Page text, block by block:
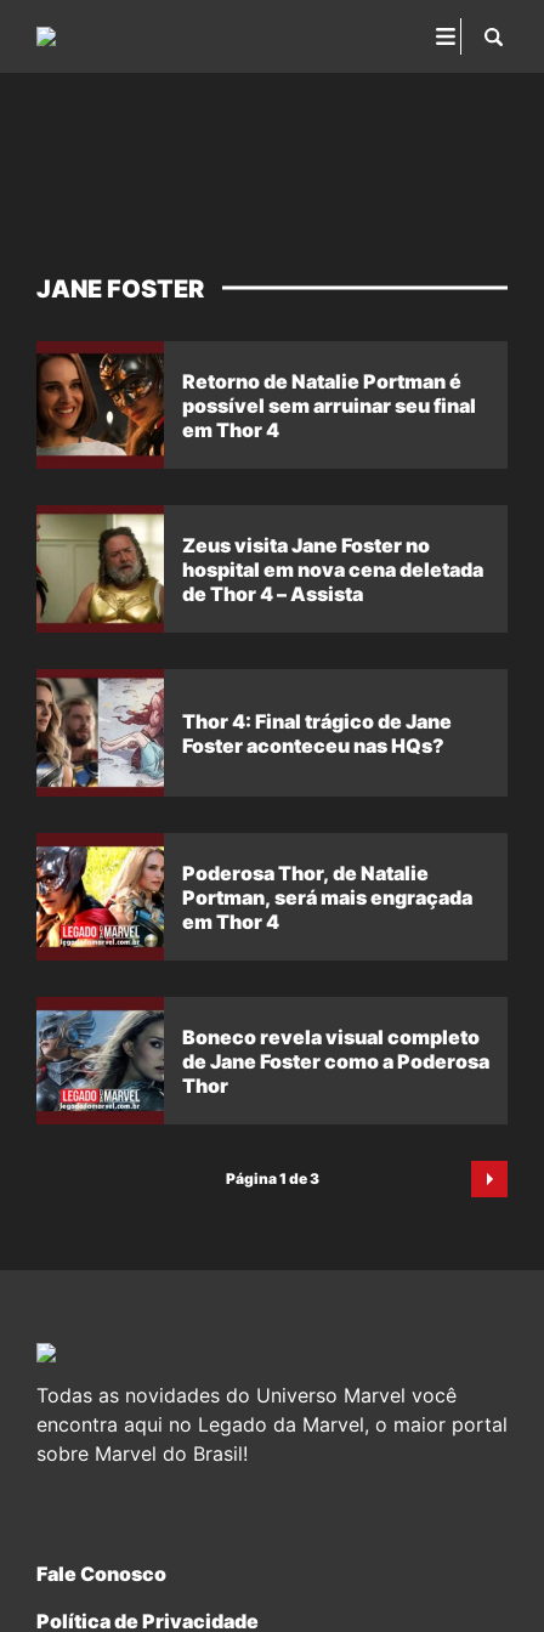
JANE FOSTER
Retorno de Natalie Portman é
possível sem arruinar seu final
em Thor 4
Zeus visita Jane Foster no
hospital em nova cena deletada
de Thor 4 – Assista
Thor 4: Final trágico de Jane
Foster aconteceu nas HQs?
Poderosa Thor, de Natalie
Portman, será mais engraçada
em Thor 4
Boneco revela visual completo
de Jane Foster como a Poderosa
Thor
Página 1 de 3
Todas as novidades do Universo Marvel você
encontra aqui no Legado da Marvel, o maior portal
sobre Marvel do Brasil!
Fale Conosco
Política de Privacidade